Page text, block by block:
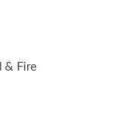
& Fire